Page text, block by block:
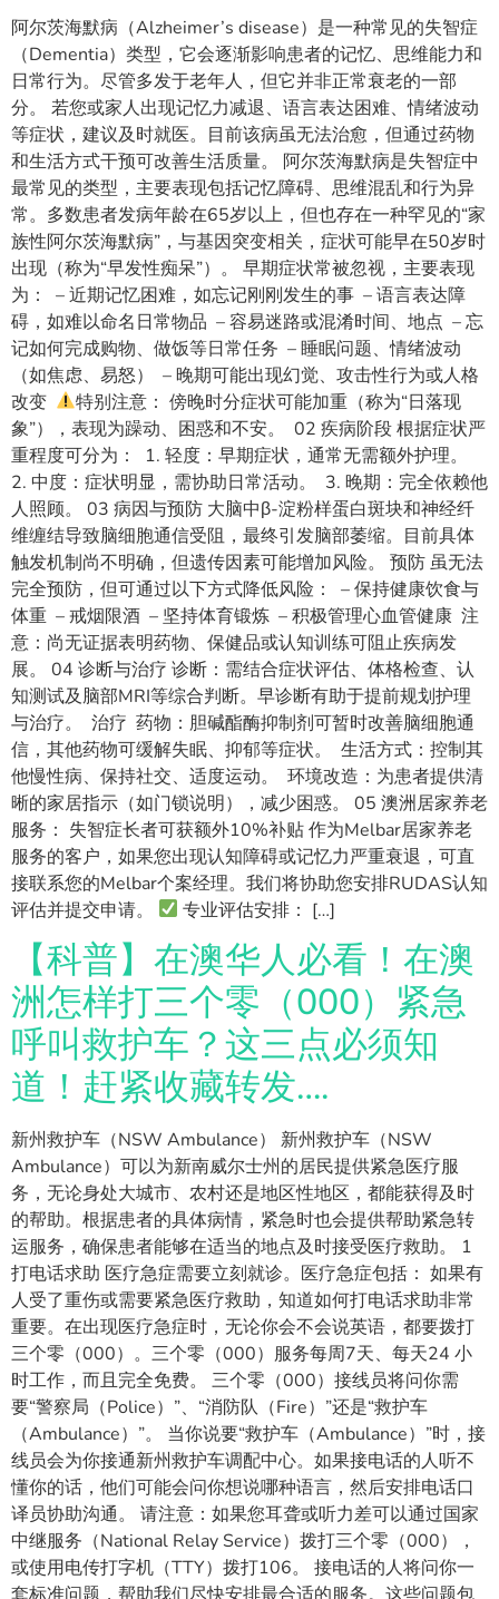
阿尔茨海默病（Alzheimer’s disease）是一种常见的失智症
（Dementia）类型，它会逐渐影响患者的记忆、思维能力和
日常行为。尽管多发于老年人，但它并非正常衰老的一部
分。 若您或家人出现记忆力减退、语言表达困难、情绪波动
等症状，建议及时就医。目前该病虽无法治愈，但通过药物
和生活方式干预可改善生活质量。 阿尔茨海默病是失智症中
最常见的类型，主要表现包括记忆障碍、思维混乱和行为异
常。多数患者发病年龄在65岁以上，但也存在一种罕见的“家
族性阿尔茨海默病”，与基因突变相关，症状可能早在50岁时
出现（称为“早发性痴呆”）。 早期症状常被忽视，主要表现
为： – 近期记忆困难，如忘记刚刚发生的事 – 语言表达障
碍，如难以命名日常物品 – 容易迷路或混淆时间、地点 – 忘
记如何完成购物、做饭等日常任务 – 睡眠问题、情绪波动
（如焦虑、易怒） – 晚期可能出现幻觉、攻击性行为或人格
改变
特别注意： 傍晚时分症状可能加重（称为“日落现
象”），表现为躁动、困惑和不安。 02 疾病阶段 根据症状严
重程度可分为： 1. 轻度：早期症状，通常无需额外护理。
2. 中度：症状明显，需协助日常活动。 3. 晚期：完全依赖他
人照顾。 03 病因与预防 大脑中β-淀粉样蛋白斑块和神经纤
维缠结导致脑细胞通信受阻，最终引发脑部萎缩。目前具体
触发机制尚不明确，但遗传因素可能增加风险。 预防 虽无法
完全预防，但可通过以下方式降低风险： – 保持健康饮食与
体重 – 戒烟限酒 – 坚持体育锻炼 – 积极管理心血管健康 注
意：尚无证据表明药物、保健品或认知训练可阻止疾病发
展。 04 诊断与治疗 诊断：需结合症状评估、体格检查、认
知测试及脑部MRI等综合判断。早诊断有助于提前规划护理
与治疗。 治疗 药物：胆碱酯酶抑制剂可暂时改善脑细胞通
信，其他药物可缓解失眠、抑郁等症状。 生活方式：控制其
他慢性病、保持社交、适度运动。 环境改造：为患者提供清
晰的家居指示（如门锁说明），减少困惑。 05 澳洲居家养老
服务： 失智症长者可获额外10%补贴 作为Melbar居家养老
服务的客户，如果您出现认知障碍或记忆力严重衰退，可直
接联系您的Melbar个案经理。我们将协助您安排RUDAS认知
评估并提交申请。
专业评估安排： […]
【科普】在澳华人必看！在澳
洲怎样打三个零（000）紧急
呼叫救护车？这三点必须知
道！赶紧收藏转发….
新州救护车（NSW Ambulance） 新州救护车（NSW
Ambulance）可以为新南威尔士州的居民提供紧急医疗服
务，无论身处大城市、农村还是地区性地区，都能获得及时
的帮助。根据患者的具体病情，紧急时也会提供帮助紧急转
运服务，确保患者能够在适当的地点及时接受医疗救助。 1
打电话求助 医疗急症需要立刻就诊。医疗急症包括： 如果有
人受了重伤或需要紧急医疗救助，知道如何打电话求助非常
重要。在出现医疗急症时，无论你会不会说英语，都要拨打
三个零（000）。三个零（000）服务每周7天、每天24 小
时工作，而且完全免费。 三个零（000）接线员将问你需
要“警察局（Police）”、“消防队（Fire）”还是“救护车
（Ambulance）”。 当你说要“救护车（Ambulance）”时，接
线员会为你接通新州救护车调配中心。如果接电话的人听不
懂你的话，他们可能会问你想说哪种语言，然后安排电话口
译员协助沟通。 请注意：如果您耳聋或听力差可以通过国家
中继服务（National Relay Service）拨打三个零（000），
或使用电传打字机（TTY）拨打106。 接电话的人将问你一